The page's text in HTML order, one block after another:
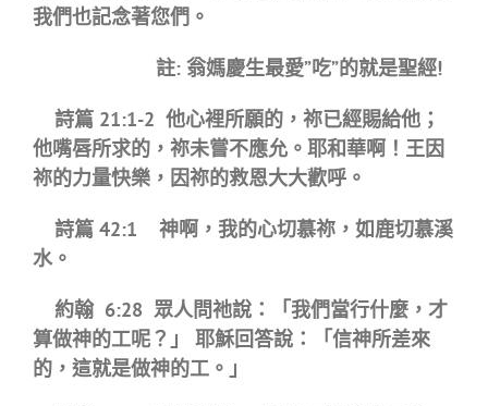
我們也記念著您們。
註: 翁媽慶生最愛”吃”的就是聖經!
詩篇 21:1-2 他心裡所願的，祢已經賜給他；
他嘴唇所求的，祢未嘗不應允。耶和華啊！王因
祢的力量快樂，因祢的救恩大大歡呼。
詩篇 42:1 神啊，我的心切慕祢，如鹿切慕溪
水。
約翰 6:28 眾人問祂說：「我們當行什麼，才
算做神的工呢？」 耶穌回答說：「信神所差來
的，這就是做神的工。」